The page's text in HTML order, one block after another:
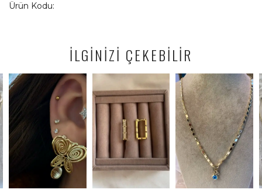
Ürün Kodu:
İLGİNİZİ ÇEKEBİLİR